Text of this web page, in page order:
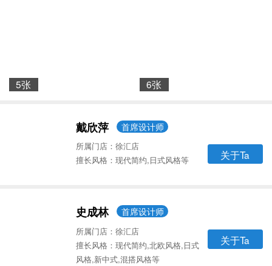
5张 6张
戴欣萍 首席设计师
所属门店：徐汇店
擅长风格：现代简约,日式风格等
关于Ta
史成林 首席设计师
所属门店：徐汇店
擅长风格：现代简约,北欧风格,日式
风格,新中式,混搭风格等
关于Ta